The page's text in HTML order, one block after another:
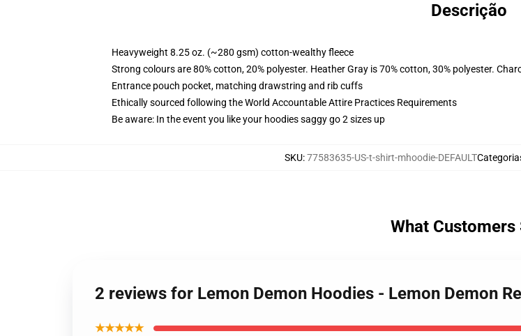
Descrição
Heavyweight 8.25 oz. (~280 gsm) cotton-wealthy fleece
Strong colours are 80% cotton, 20% polyester. Heather Gray is 70% cotton, 30% polyester.
Entrance pouch pocket, matching drawstring and rib cuffs
Ethically sourced following the World Accountable Attire Practices Requirements
Be aware: In the event you like your hoodies saggy go 2 sizes up
SKU:77583635-US-t-shirt-mhoodie-DEFAULT
What Customers
2 reviews for Lemon Demon Hoodies - Lemon Demon
★★★★★